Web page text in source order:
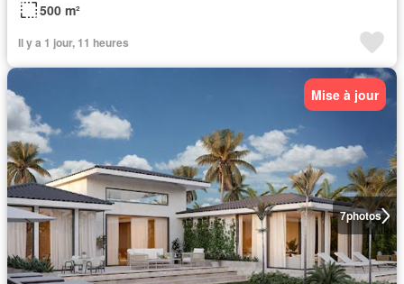
500 m²
Il y a 1 jour, 11 heures
7photos
Mise à jour